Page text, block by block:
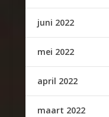
juni 2022
mei 2022
april 2022
maart 2022